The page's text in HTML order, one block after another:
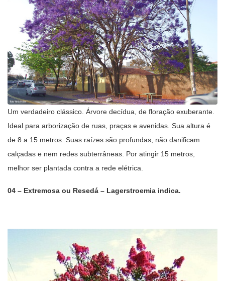
Um verdadeiro clássico. Árvore decídua, de floração exuberante.
Ideal para arborização de ruas, praças e avenidas. Sua altura é
de 8 a 15 metros. Suas raízes são profundas, não danificam
calçadas e nem redes subterrâneas. Por atingir 15 metros,
melhor ser plantada contra a rede elétrica.
04 – Extremosa ou Resedá – Lagerstroemia indica.